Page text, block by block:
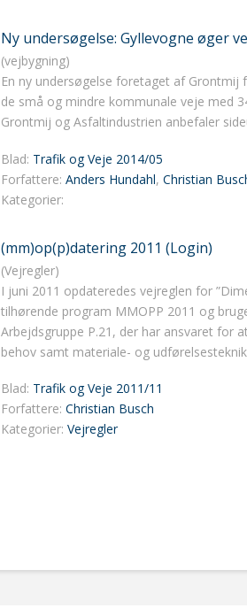
Ny undersøgelse: Gyllevogne øger
(vejbygning)
En ny undersøgelse foretaget af
de små og mindre kommunale veje med
Grontmij og Asfaltindustrien anbefaler
Blad: Trafik og Veje 2014/05
Forfattere: Anders Hundahl, Christian
Kategorier:
(mm)op(p)datering 2011 (Login)
(Vejregler)
I juni 2011 opdateredes vejreglen for
tilhørende program MMOPP 2011 og
Arbejdsgruppe P.21, der har ansvaret for
behov samt materiale- og
Blad: Trafik og Veje 2011/11
Forfattere: Christian Busch
Kategorier: Vejregler